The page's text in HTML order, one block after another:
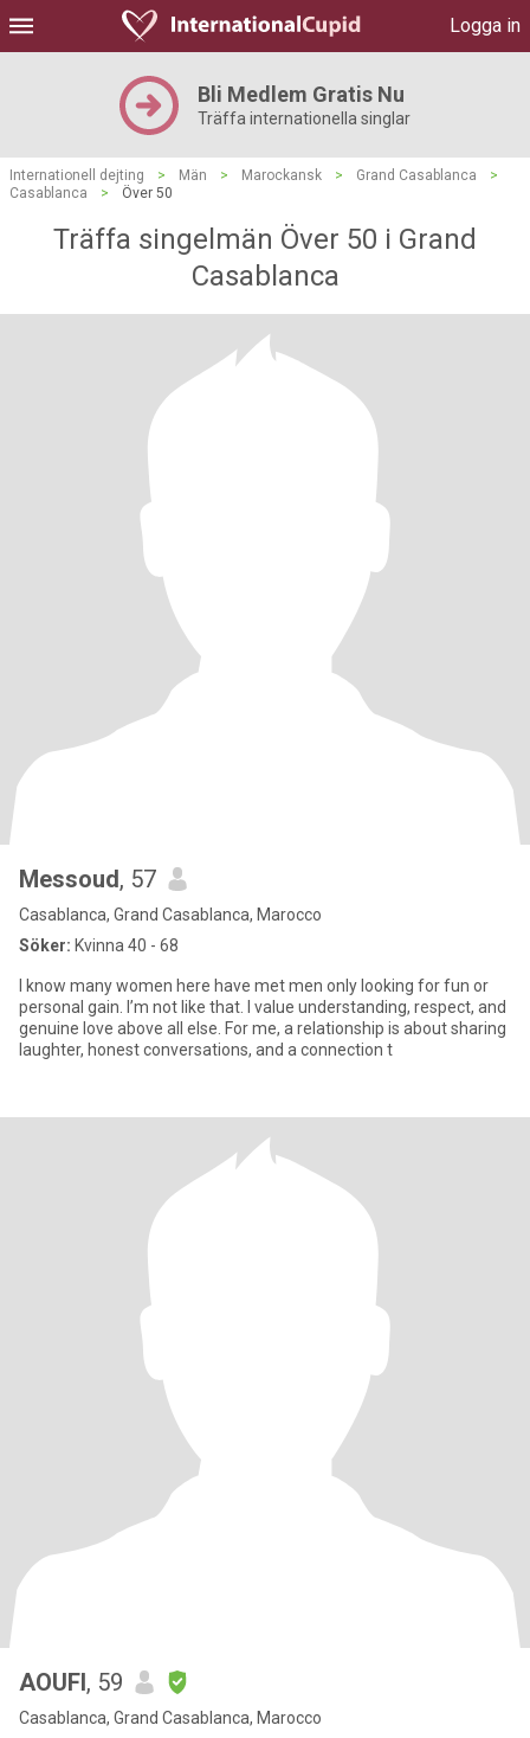
Logga in
Bli Medlem Gratis Nu
Träffa internationella singlar
Internationell dejting > Män > Marockansk > Grand Casablanca
>
Casablanca
> Över 50
Träffa singelmän Över 50 i Grand
Casablanca
Messoud, 57
Casablanca, Grand Casablanca, Marocco
Söker: Kvinna 40 - 68
I know many women here have met men only looking for fun or
personal gain. I’m not like that. I value understanding, respect, and
genuine love above all else. For me, a relationship is about sharing
laughter, honest conversations, and a connection t
AOUFI, 59
Casablanca, Grand Casablanca, Marocco